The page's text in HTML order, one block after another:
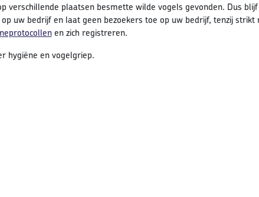
verschillende plaatsen besmette wilde vogels gevonden. Dus
uw bedrijf en laat geen bezoekers toe op uw bedrijf, tenzij
en zich registreren.
hygiëne en vogelgriep.